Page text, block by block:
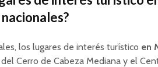
los lugares de interés turístico en
Cerro de Cabeza Mediana y el